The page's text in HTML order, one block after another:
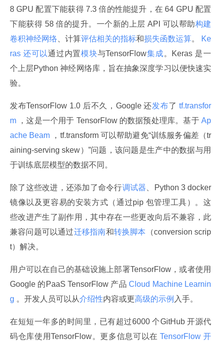
8 GPU 配置下能获得 7.3 倍的性能提升，在 64 GPU 配置
下能获得 58 倍的提升。一个新的上层 API 可以帮助构建
卷积神经网络 、计算评估相关的指标和损失函数运算。
Ke
ras 还可以通过内置模块与TensorFlow集成。Keras 是一
个上层Python 神经网络库，旨在抽象深度学习以便快速实
验。
发布TensorFlow 1.0 后不久，Google 还发布了 tf.transfor
m
，这是一个用于 TensorFlow 的数据预处理库。基于 Ap
ache Beam
，tf.transform 可以帮助避免“训练服务偏差（tr
aining-serving skew）”问题，该问题是生产中的数据与用
于训练底层模型的数据不同。
除了这些改进，还添加了命令行调试器 、Python 3 docker
镜像以及更容易的安装方式（通过pip 包管理工具）。这
些改进产生了副作用，其中存在一些更改向后不兼容，此
兼容问题可以通过迁移指南和转换脚本 （conversion scrip
t）解决。
用户可以在自己的基础设施上部署TensorFlow，或者使用
Google 的PaaS TensorFlow 产品 Cloud Machine Learnin
g 。开发人员可以从介绍性内容或更高级的示例 入手。
在短短一年多的时间里，已有超过6000 个GitHub 开源代
码仓库使用TensorFlow。更多信息可以在 TensorFlow 开